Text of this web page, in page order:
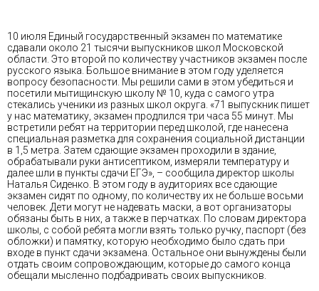
10 июля Единый государственный экзамен по математике
сдавали около 21 тысячи выпускников школ Московской
области. Это второй по количеству участников экзамен после
русского языка. Большое внимание в этом году уделяется
вопросу безопасности. Мы решили сами в этом убедиться и
посетили мытищинскую школу № 10, куда с самого утра
стекались ученики из разных школ округа. «71 выпускник пишет
у нас математику, экзамен продлился три часа 55 минут. Мы
встретили ребят на территории перед школой, где нанесена
специальная разметка для сохранения социальной дистанции
в 1,5 метра. Затем сдающие экзамен проходили в здание,
обрабатывали руки антисептиком, измеряли температуру и
далее шли в пункты сдачи ЕГЭ», – сообщила директор школы
Наталья Сиденко. В этом году в аудиториях все сдающие
экзамен сидят по одному, по количеству их не больше восьми
человек. Дети могут не надевать маски, а вот организаторы
обязаны быть в них, а также в перчатках. По словам директора
школы, с собой ребята могли взять только ручку, паспорт (без
обложки) и памятку, которую необходимо было сдать при
входе в пункт сдачи экзамена. Остальное они вынуждены были
отдать своим сопровождающим, которые до самого конца
обещали мысленно подбадривать своих выпускников.